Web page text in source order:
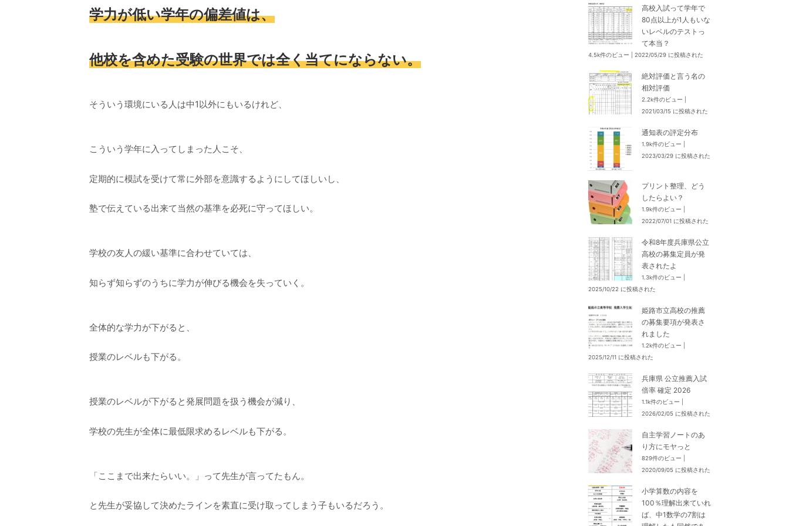
学力が低い学年の偏差値は、
他校を含めた受験の世界では全く当てにならない。
そういう環境にいる人は中1以外にもいるけれど、
こういう学年に入ってしまった人こそ、
定期的に模試を受けて常に外部を意識するようにしてほしいし、
塾で伝えている出来て当然の基準を必死に守ってほしい。
学校の友人の緩い基準に合わせていては、
知らず知らずのうちに学力が伸びる機会を失っていく。
全体的な学力が下がると、
授業のレベルも下がる。
授業のレベルが下がると発展問題を扱う機会が減り、
学校の先生が全体に最低限求めるレベルも下がる。
「ここまで出来たらいい。」って先生が言ってたもん。
と先生が妥協して決めたラインを素直に受け取ってしまう子もいるだろう。
高校入試って学年で
80点以上が1人もいな
いレベルのテストっ
て本当？
4.5k件のビュー 2022/05/29 に投稿された
絶対評価と言う名の
相対評価
2.2k件のビュー
2021/03/15 に投稿された
通知表の評定分布
1.9k件のビュー
2023/03/29 に投稿された
プリント整理、どう
したらよい？
1.9k件のビュー
2022/07/01 に投稿された
令和8年度兵庫県公立
高校の募集定員が発
表されたよ
1.3k件のビュー
2025/10/22 に投稿された
姫路市立高校の推薦
の募集要項が発表さ
れました
1.2k件のビュー
2025/12/11 に投稿された
兵庫県 公立推薦入試
倍率 確定 2026
1.1k件のビュー
2026/02/05 に投稿された
自主学習ノートのあ
り方にモヤっと
829件のビュー
2020/09/05 に投稿された
小学算数の内容を
100％理解出来ていれ
ば、中1数学の7割は